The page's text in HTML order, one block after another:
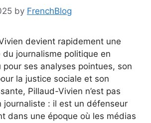
by FrenchBlog
devient rapidement une
journalisme politique en
pour ses analyses pointues, son
la justice sociale et son
Pillaud-Vivien n’est pas
journaliste : il est un défenseur
dans une époque où les médias